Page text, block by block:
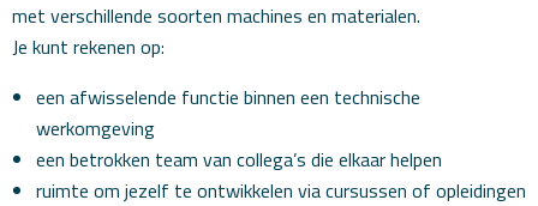
met verschillende soorten machines en materialen.
Je kunt rekenen op:
een afwisselende functie binnen een technische
werkomgeving
een betrokken team van collega’s die elkaar helpen
ruimte om jezelf te ontwikkelen via cursussen of opleidingen